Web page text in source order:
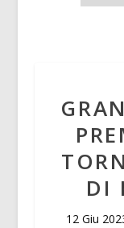
DI
12 Giu